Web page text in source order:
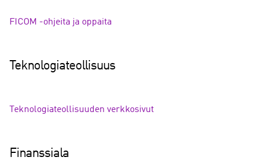
FICOM -ohjeita ja oppaita
Teknologiateollisuus
Teknologiateollisuuden verkkosivut
Finanssiala